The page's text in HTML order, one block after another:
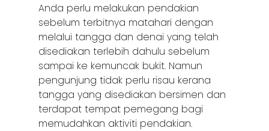
Anda perlu melakukan pendakian
sebelum terbitnya matahari dengan
melalui tangga dan denai yang telah
disediakan terlebih dahulu sebelum
sampai ke kemuncak bukit. Namun
pengunjung tidak perlu risau kerana
tangga yang disediakan bersimen dan
terdapat tempat pemegang bagi
memudahkan aktiviti pendakian.